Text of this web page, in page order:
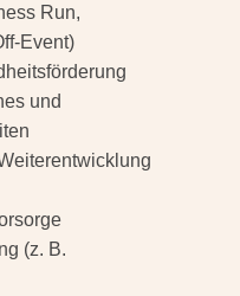
Run,
Event)
und
(z. B.